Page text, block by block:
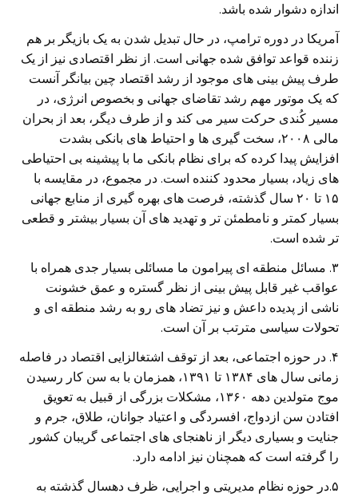
اندازه دشوار شده باشد.
آمریکا در دوره ترامپ، در حال تبدیل شدن به یک بازیگر بر هم
زننده قواعد توافق شده جهانی است. از نظر اقتصادی نیز از یک
طرف پیش بینی های موجود از رشد اقتصاد چین بیانگر آنست
که یک موتور مهم رشد تقاضای جهانی و بخصوص انرژی، در
مسیر کُندی حرکت سیر می کند و از طرف دیگر، بعد از بحران
مالی ۲۰۰۸، سخت گیری ها و احتیاط های بانکی بشدت
افزایش پیدا کرده که برای نظام بانکی ما با پیشینه بی احتیاطی
های زیاد، بسیار محدود کننده است. در مجموع، در مقایسه با
۱۵ تا ۲۰ سال گذشته، فرصت های بهره گیری از منابع جهانی
بسیار کمتر و نامطمئن تر و تهدید های آن بسیار بیشتر و قطعی
تر شده است.
۳. مسائل منطقه ای پیرامون ما مسائلی بسیار جدی همراه با
عواقب غیر قابل پیش بینی از نظر گستره و عمق خشونت
ناشی از پدیده داعش و نیز تضاد های رو به رشد منطقه ای و
تحولات سیاسی مترتب بر آن است.
۴. در حوزه اجتماعی، بعد از توقف اشتغالزایی اقتصاد در فاصله
زمانی سال های ۱۳۸۴ تا ۱۳۹۱، همزمان با به سن کار رسیدن
موج متولدین دهه ۱۳۶۰، مشکلات بزرگی از قبیل به تعویق
افتادن سن ازدواج، افسردگی و اعتیاد جوانان، طلاق، جرم و
جنایت و بسیاری دیگر از ناهنجای های اجتماعی گریبان کشور
را گرفته است که همچنان نیز ادامه دارد.
۵.در حوزه نظام مدیریتی و اجرایی، ظرف دهسال گذشته به